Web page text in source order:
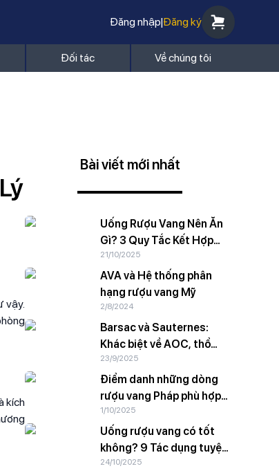
Đăng nhập|Đăng ký
Đối tác Về chúng tôi
vậy.
kích
Bài viết mới nhất
Uống Rượu Vang Nên Ăn
Gì? 3 Quy Tắc Kết Hợp
Chuẩn Vị
21/10/2025
AVA và Hệ thống phân
hạng rượu vang Mỹ
2/8/2024
Barsac và Sauternes:
Khác biệt về AOC, thổ
nhưỡng và hương vị
23/9/2025
Điểm danh những dòng
rượu vang Pháp phù hợp
với giới trẻ
1/10/2025
Uống rượu vang có tốt
không? 9 Tác dụng tuyệt
vời của rượu vang với sức
24/10/2025